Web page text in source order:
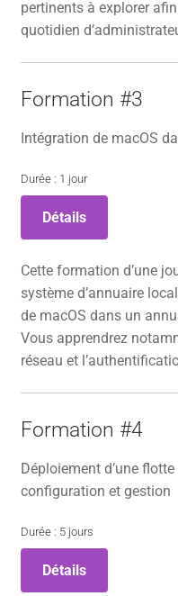
pertinents à explorer
quotidien
Formation #3
Intégration de macOS
Durée : 1 jour
Détails
Cette formation d’une
système d’annuaire
de macOS dans un
Vous apprendrez
réseau et
Formation #4
Déploiement d’une
configuration et gestion
Durée : 5 jours
Détails